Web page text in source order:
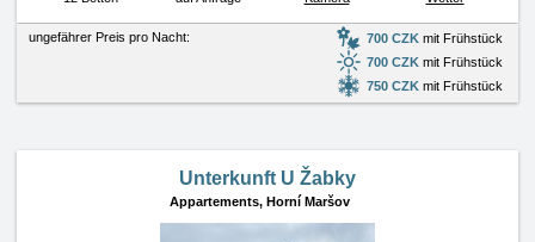
ungefährer Preis pro Nacht: 700 CZK mit Frühstück
700 CZK mit Frühstück
750 CZK mit Frühstück
Unterkunft U Žabky
Appartements, Horní Maršov